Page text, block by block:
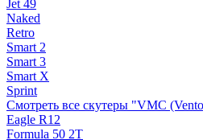
Jet 49
Naked
Retro
Smart 2
Smart 3
Smart X
Sprint
Смотреть все скутеры "VMC
Eagle R12
Formula 50 2Т